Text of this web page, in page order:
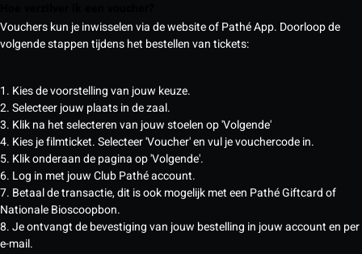
Vouchers kun je inwisselen via de website of Pathé App. Doorloop de
volgende stappen tijdens het bestellen van tickets:
1. Kies de voorstelling van jouw keuze.
2. Selecteer jouw plaats in de zaal.
3. Klik na het selecteren van jouw stoelen op 'Volgende'
4. Kies je filmticket. Selecteer 'Voucher' en vul je vouchercode in.
5. Klik onderaan de pagina op 'Volgende'.
6. Log in met jouw Club Pathé account.
7. Betaal de transactie, dit is ook mogelijk met een Pathé Giftcard of
Nationale Bioscoopbon.
8. Je ontvangt de bevestiging van jouw bestelling in jouw account en per
e-mail.